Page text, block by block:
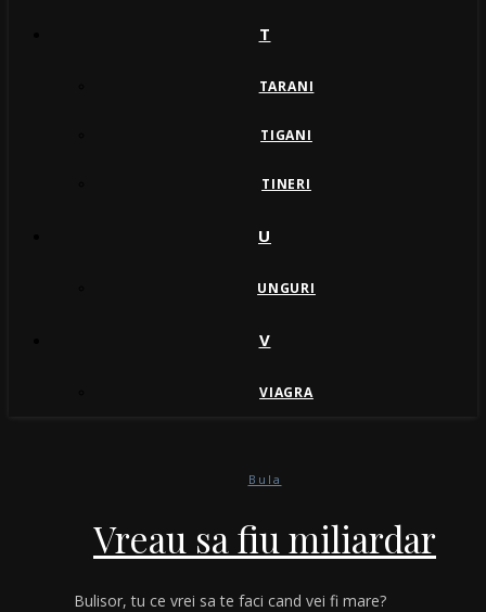
T
TARANI
TIGANI
TINERI
U
UNGURI
V
VIAGRA
Bula
Vreau sa fiu miliardar
Bulisor, tu ce vrei sa te faci cand vei fi mare?